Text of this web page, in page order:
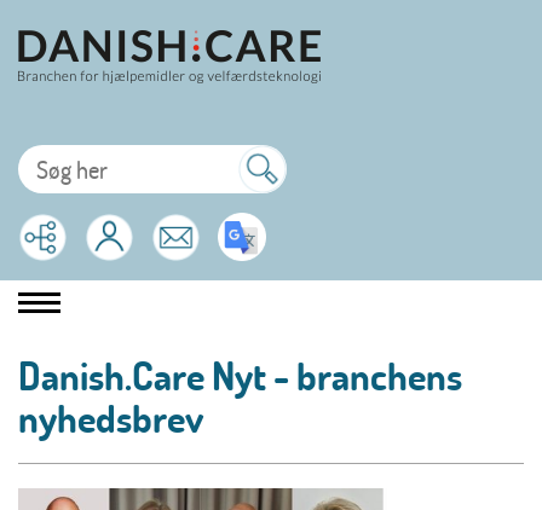
Danish.Care Nyt - branchens
nyhedsbrev